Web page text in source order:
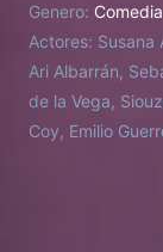
Genero: Comedia
Actores: Susana
Ari Albarrán,
de la Vega,
Coy, Emilio